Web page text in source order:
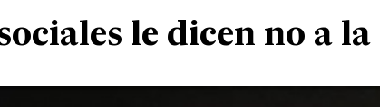
le dicen no a